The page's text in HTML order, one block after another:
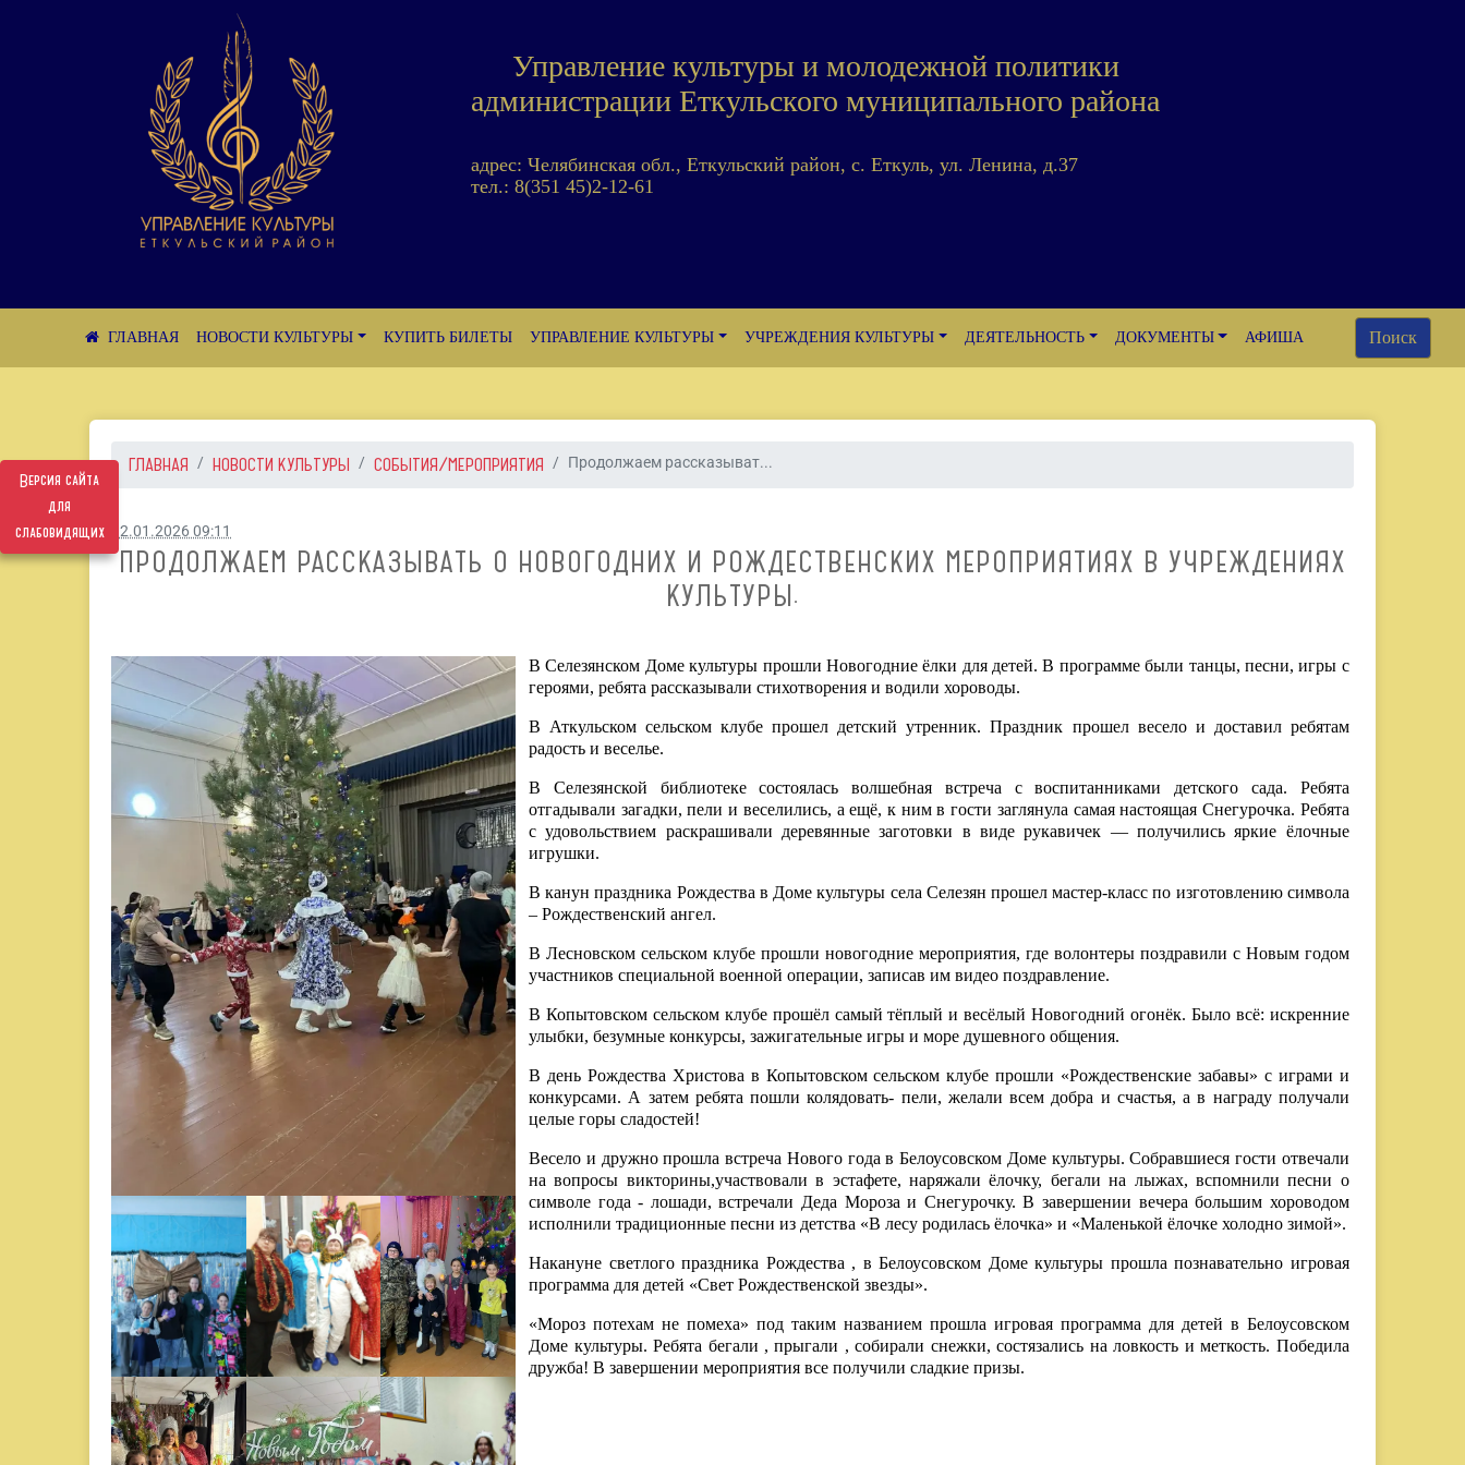
Версия сайта
для
слабовидящих
Управление культуры и молодежной политики
администрации Еткульского муниципального района
адрес: Челябинская обл., Еткульский район, с. Еткуль, ул. Ленина, д.37
тел.: 8(351 45)2-12-61
НОВОСТИ КУЛЬТУРЫ КУПИТЬ БИЛЕТЫ УПРАВЛЕНИЕ КУЛЬТУРЫ УЧРЕЖДЕНИЯ КУЛЬТУРЫ ДЕЯТЕЛЬНОСТЬ ДОКУМЕНТЫ АФИША Поиск
ГЛАВНАЯ НОВОСТИ КУЛЬТУРЫ СОБЫТИЯ/МЕРОПРИЯТИЯ Продолжаем рассказыват...
12.01.2026 09:11
ПРОДОЛЖАЕМ РАССКАЗЫВАТЬ О НОВОГОДНИХ И РОЖДЕСТВЕНСКИХ МЕРОПРИЯТИЯХ В УЧРЕЖДЕНИЯХ
КУЛЬТУРЫ.
В Селезянском Доме культуры прошли Новогодние ёлки для детей. В программе были танцы, песни, игры с
героями, ребята рассказывали стихотворения и водили хороводы.
В Аткульском сельском клубе прошел детский утренник. Праздник прошел весело и доставил ребятам
радость и веселье.
В Селезянской библиотеке состоялась волшебная встреча с воспитанниками детского сада. Ребята
отгадывали загадки, пели и веселились, а ещё, к ним в гости заглянула самая настоящая Снегурочка. Ребята
с удовольствием раскрашивали деревянные заготовки в виде рукавичек — получились яркие ёлочные
игрушки.
В канун праздника Рождества в Доме культуры села Селезян прошел мастер-класс по изготовлению символа
– Рождественский ангел.
В Лесновском сельском клубе прошли новогодние мероприятия, где волонтеры поздравили с Новым годом
участников специальной военной операции, записав им видео поздравление.
В Копытовском сельском клубе прошёл самый тёплый и весёлый Новогодний огонёк. Было всё: искренние
улыбки, безумные конкурсы, зажигательные игры и море душевного общения.
В день Рождества Христова в Копытовском сельском клубе прошли «Рождественские забавы» с играми и
конкурсами. А затем ребята пошли колядовать- пели, желали всем добра и счастья, а в награду получали
целые горы сладостей!
Весело и дружно прошла встреча Нового года в Белоусовском Доме культуры. Собравшиеся гости отвечали
на вопросы викторины,участвовали в эстафете, наряжали ёлочку, бегали на лыжах, вспомнили песни о
символе года - лошади, встречали Деда Мороза и Снегурочку. В завершении вечера большим хороводом
исполнили традиционные песни из детства «В лесу родилась ёлочка» и «Маленькой ёлочке холодно зимой».
Накануне светлого праздника Рождества , в Белоусовском Доме культуры прошла познавательно игровая
программа для детей «Свет Рождественской звезды».
«Мороз потехам не помеха» под таким названием прошла игровая программа для детей в Белоусовском
Доме культуры. Ребята бегали , прыгали , собирали снежки, состязались на ловкость и меткость. Победила
дружба! В завершении мероприятия все получили сладкие призы.